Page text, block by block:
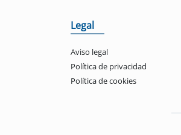
Legal
Aviso legal
Política de privacidad
Política de cookies